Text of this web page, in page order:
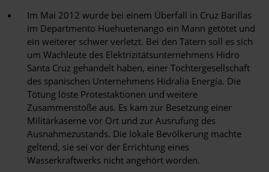
Im Mai 2012 wurde bei einem Überfall in Cruz Barillas
im Departmento Huehuetenango ein Mann getötet und
ein weiterer schwer verletzt. Bei den Tätern soll es sich
um Wachleute des Elektrizitätsunternehmens Hidro
Santa Cruz gehandelt haben, einer Tochtergesellschaft
des spanischen Unternehmens Hidralia Energía. Die
Tötung löste Protestaktionen und weitere
Zusammenstöße aus. Es kam zur Besetzung einer
Militärkaserne vor Ort und zur Ausrufung des
Ausnahmezustands. Die lokale Bevölkerung machte
geltend, sie sei vor der Errichtung eines
Wasserkraftwerks nicht angehört worden.